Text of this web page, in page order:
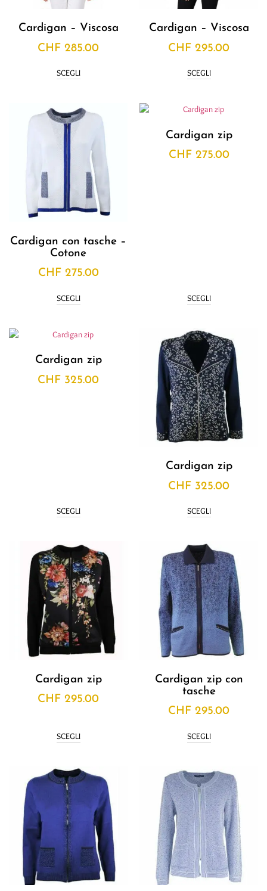
Cardigan – Viscosa
CHF 285.00
SCEGLI
Cardigan – Viscosa
CHF 295.00
SCEGLI
Cardigan con tasche –
Cotone
CHF 275.00
SCEGLI
Cardigan zip
CHF 275.00
SCEGLI
Cardigan zip
CHF 325.00
SCEGLI
Cardigan zip
CHF 325.00
SCEGLI
Cardigan zip
CHF 295.00
SCEGLI
Cardigan zip con
tasche
CHF 295.00
SCEGLI